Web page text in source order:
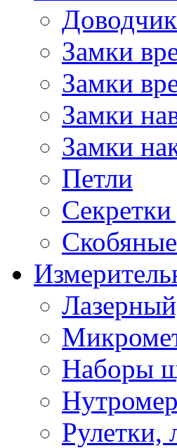
Замки
Замки
Замки
Замки
Петли
Наборы
Рулетки,